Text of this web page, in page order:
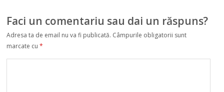
Faci un comentariu sau dai un răspuns?
Adresa ta de email nu va fi publicată. Câmpurile obligatorii sunt
marcate cu*